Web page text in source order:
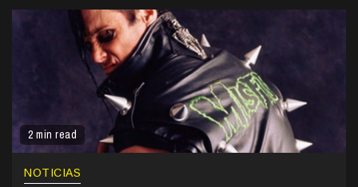
2 min read
NOTICIAS